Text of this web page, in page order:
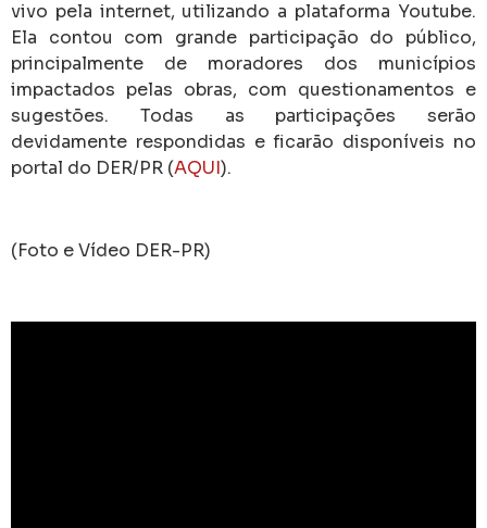
vivo pela internet, utilizando a plataforma Youtube.
Ela contou com grande participação do público,
principalmente de moradores dos municípios
impactados pelas obras, com questionamentos e
sugestões. Todas as participações serão
devidamente respondidas e ficarão disponíveis no
portal do DER/PR (AQUI).
(Foto e Vídeo DER-PR)